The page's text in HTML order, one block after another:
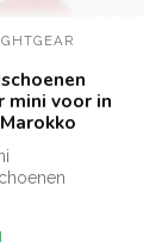
mini voor in
Met Maro...